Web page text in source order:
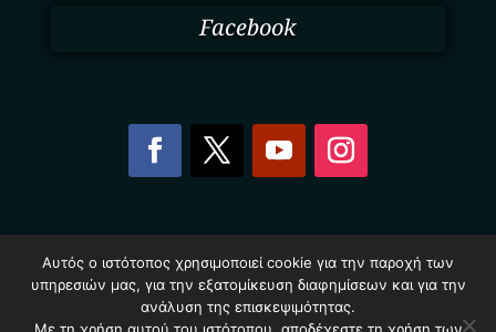
Facebook
Επιχειρήσεων Ελλάδας – Greekonline.gr. All Rights
Reserved.
Όροι & Προυποθέσεις–Προστασία Προσωπικών
Αυτός ο ιστότοπος χρησιμοποιεί cookie για την παροχή των
υπηρεσιών μας, για την εξατομίκευση διαφημίσεων και για την
ανάλυση της επισκεψιμότητας.